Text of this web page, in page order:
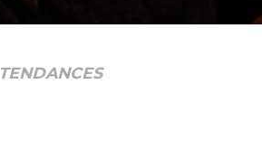
TENDANCES